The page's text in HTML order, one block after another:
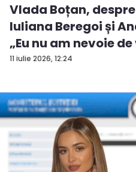
11 iulie 2026, 12:24
Vlada Boțan,
Iuliana Beregoi și
„Eu nu am nevoie